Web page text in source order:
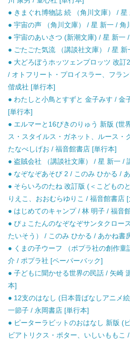
● きまぐれ博物誌 続 （角川文庫） /
● 宇宙の声 （角川文庫） / 星 新一 / 角
● 宇宙のあいさつ (新潮文庫) / 星 新一
● ごたごた気流 （講談社文庫） / 星 新
● 大どろぼうホッツェンプロッツ 改訂
/ オトフリート・プロイスラー、フラ
偕成社 [単行本]
● わたしと小鳥とすずと 金子みす / 金
[単行本]
● エルマーと16ぴきのりゅう 新版 (世
ス・スタイルス・ガネット、ルース・
たなべしげお / 福音館書店 [単行本]
● 盗賊会社 （講談社文庫） / 星 新一 /
● なぞなぞあそび 2 / このみ ひかる /
● そらいろのたね 改訂版 (＜こどもの
りえこ、おおむらゆりこ / 福音館書店 [
● はじめてのキャンプ / 林 明子 / 福音
● ぴょこたんのなぞなぞサンタクロー
たいそう） / このみ ひかる / あかね書
● くまの子ウーフ （ポプラ社の創作童
介 / ポプラ社 [ペーパーバック]
● 子どもに聞かせる世界の民話 / 矢崎
本]
● 12支のはなし (日本昔ばなしアニメ
一節子 / 永岡書店 [単行本]
● ピーターラビットのおはなし 新版 (
ビアトリクス・ポター、いしいももこ